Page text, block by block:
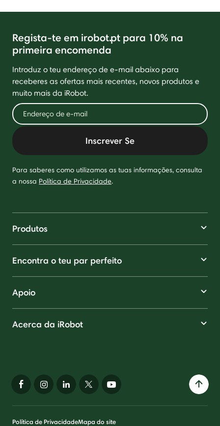
Regista-te em irobot.pt para 10% na
primeira encomenda
Introduz o teu endereço de e-mail abaixo para
receberes as ofertas mais recentes, novos produtos e
muito mais da iRobot.
Inscrever Se
Para saberes como utilizamos as tuas informações, consulta
a nossa Política de Privacidade.
Produtos
Encontra o teu par perfeito
Apoio
Acerca da iRobot
Política de PrivacidadeMapa do site